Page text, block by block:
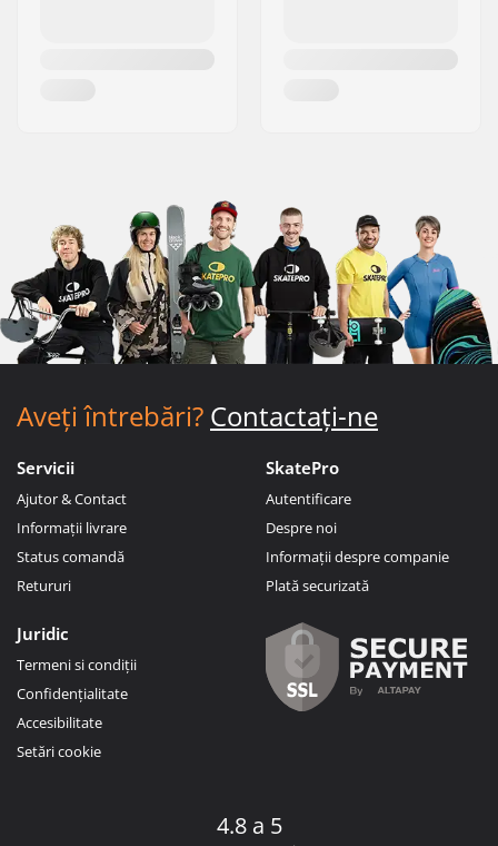
Aveți întrebări? Contactați-ne
Servicii
Ajutor & Contact
Informații livrare
Status comandă
Retururi
SkatePro
Autentificare
Despre noi
Informații despre companie
Plată securizată
Juridic
Termeni si condiții
Confidențialitate
Accesibilitate
Setări cookie
4.8 a 5